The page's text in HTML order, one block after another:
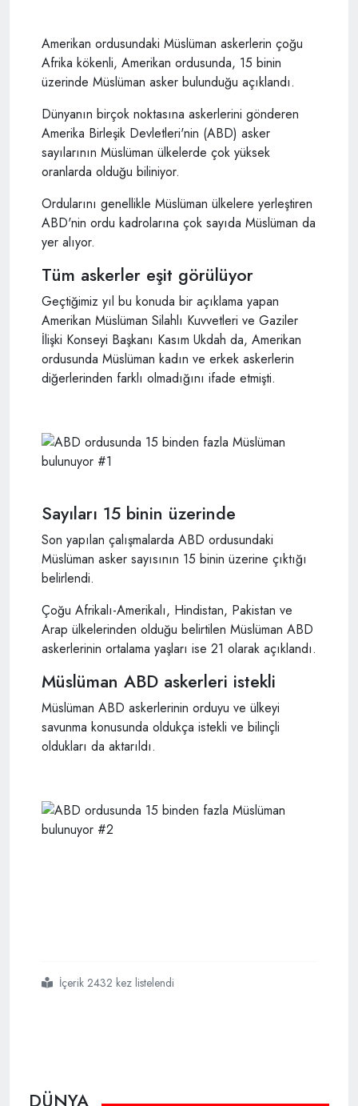
Amerikan ordusundaki Müslüman askerlerin çoğu
Afrika kökenli, Amerikan ordusunda, 15 binin
üzerinde Müslüman asker bulunduğu açıklandı.
Dünyanın birçok noktasına askerlerini gönderen
Amerika Birleşik Devletleri'nin (ABD) asker
sayılarının Müslüman ülkelerde çok yüksek
oranlarda olduğu biliniyor.
Ordularını genellikle Müslüman ülkelere yerleştiren
ABD'nin ordu kadrolarına çok sayıda Müslüman da
yer alıyor.
Tüm askerler eşit görülüyor
Geçtiğimiz yıl bu konuda bir açıklama yapan
Amerikan Müslüman Silahlı Kuvvetleri ve Gaziler
İlişki Konseyi Başkanı Kasım Ukdah da, Amerikan
ordusunda Müslüman kadın ve erkek askerlerin
diğerlerinden farklı olmadığını ifade etmişti.
Sayıları 15 binin üzerinde
Son yapılan çalışmalarda ABD ordusundaki
Müslüman asker sayısının 15 binin üzerine çıktığı
belirlendi.
Çoğu Afrikalı-Amerikalı, Hindistan, Pakistan ve
Arap ülkelerinden olduğu belirtilen Müslüman ABD
askerlerinin ortalama yaşları ise 21 olarak açıklandı.
Müslüman ABD askerleri istekli
Müslüman ABD askerlerinin orduyu ve ülkeyi
savunma konusunda oldukça istekli ve bilinçli
oldukları da aktarıldı.
#abd
#ordusunda
#15
#binden
#fazla
#müslüman
#var İçerik 2432 kez listelendi
DÜNYA